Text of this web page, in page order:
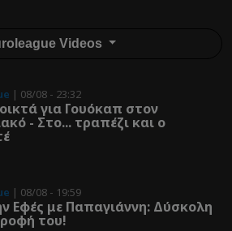
Videos
| 08/08 - 23:32
για Γουόκαπ στον
- Στο... τραπέζι και ο
| 08/08 - 19:59
Εφές με Παπαγιάννη: Δύσκολη
του!